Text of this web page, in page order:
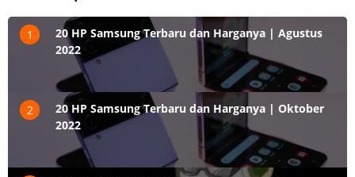
1
20 HP Samsung Terbaru dan Harganya | Agustus
2022
2
20 HP Samsung Terbaru dan Harganya | Oktober
2022